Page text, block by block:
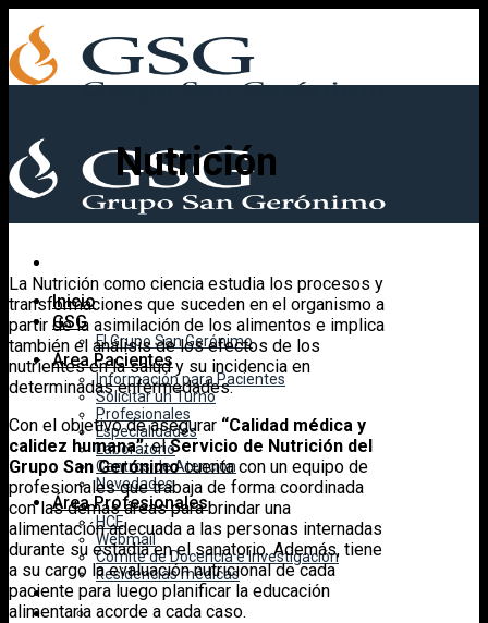
content
Inicio
GSG
El Grupo San Gerónimo
Área Pacientes
Información para Pacientes
Solicitar un Turno
Profesionales
Especialidades
Laboratorio
Centros de Atención
Novedades
Área Profesionales
HCE
Webmail
Comité de Docencia e Investigación
Residencias médicas
Nutrición
La Nutrición como ciencia estudia los procesos y
transformaciones que suceden en el organismo a
partir de la asimilación de los alimentos e implica
también el análisis de los efectos de los
nutrientes en la salud y su incidencia en
determinadas enfermedades.
Con el objetivo de asegurar “Calidad médica y
calidez humana”, elServicio de Nutrición del
Grupo San Gerónimocuenta con un equipo de
profesionales que trabaja de forma coordinada
con las demás áreas para brindar una
alimentación adecuada a las personas internadas
durante su estadía en el sanatorio. Además, tiene
a su cargo la evaluación nutricional de cada
paciente para luego planificar la educación
alimentaria acorde a cada caso.